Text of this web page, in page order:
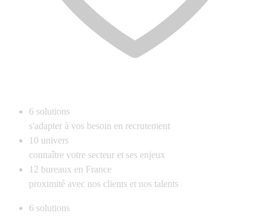
6 solutions
s'adapter à vos besoin en recrutement
10 univers
connaître votre secteur et ses enjeux
12 bureaux en France
proximité avec nos clients et nos talents
6 solutions